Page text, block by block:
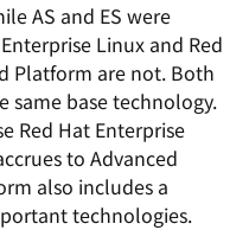
AS and ES were
Linux and Red
Platform are not. Both
same base technology.
Red Hat Enterprise
to Advanced
also includes a
technologies.